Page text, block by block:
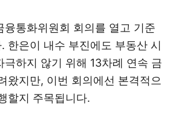
융통화위원회 회의를 열고 기준
한은이 내수 부진에도 부동산 시
극하지 않기 위해 13차례 연속 금
왔지만, 이번 회의에선 본격적으
할지 주목됩니다.